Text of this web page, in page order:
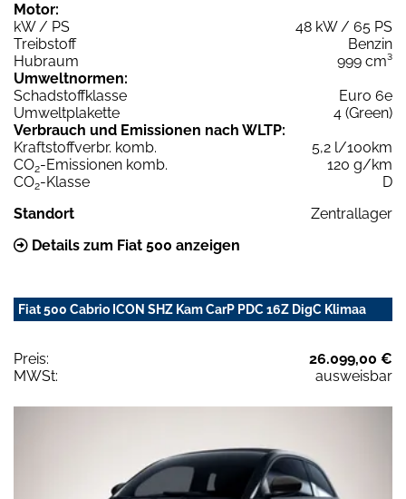
Motor:
kW / PS
48 kW / 65 PS
Treibstoff
Benzin
Hubraum
999 cm³
Umweltnormen:
Schadstoffklasse
Euro 6e
Umweltplakette
4 (Green)
Verbrauch und Emissionen nach WLTP:
Kraftstoffverbr. komb.
5,2 l/100km
CO2-Emissionen komb.
120 g/km
CO2-Klasse
D
Standort
Zentrallager
Details zum Fiat 500 anzeigen
Fiat 500 Cabrio ICON SHZ Kam CarP PDC 16Z DigC Klimaa
Preis:
26.099,00 €
MWSt:
ausweisbar